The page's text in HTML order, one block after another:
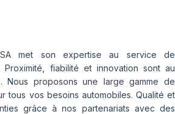
met son expertise au service de
Proximité, fiabilité et innovation sont au
proposons une large gamme de
tous vos besoins automobiles. Qualité et
grâce à nos partenariats avec des